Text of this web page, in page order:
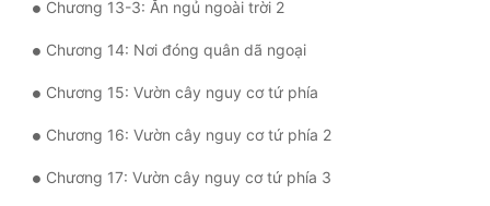
Chương 13-3: Ăn ngủ ngoài trời 2
Chương 14: Nơi đóng quân dã ngoại
Chương 15: Vườn cây nguy cơ tứ phía
Chương 16: Vườn cây nguy cơ tứ phía 2
Chương 17: Vườn cây nguy cơ tứ phía 3